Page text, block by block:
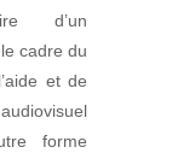
d’un
cadre du
et de
forme